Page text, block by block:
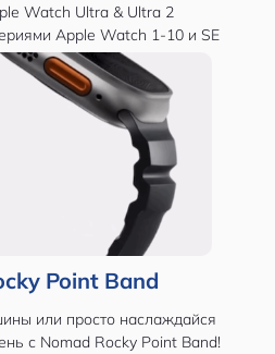
Watch Ultra & Ultra 2
Apple Watch 1-10 и SE
Point Band
или просто наслаждайся
с Nomad Rocky Point Band!